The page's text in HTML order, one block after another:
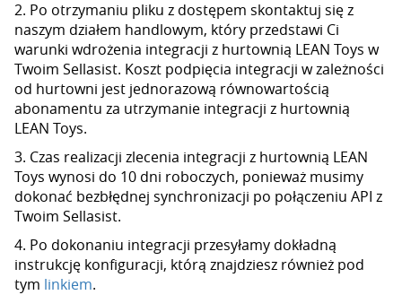
2. Po otrzymaniu pliku z dostępem skontaktuj się z
naszym działem handlowym, który przedstawi Ci
warunki wdrożenia integracji z hurtownią LEAN Toys w
Twoim Sellasist. Koszt podpięcia integracji w zależności
od hurtowni jest jednorazową równowartością
abonamentu za utrzymanie integracji z hurtownią
LEAN Toys.
3. Czas realizacji zlecenia integracji z hurtownią LEAN
Toys wynosi do 10 dni roboczych, ponieważ musimy
dokonać bezbłędnej synchronizacji po połączeniu API z
Twoim Sellasist.
4. Po dokonaniu integracji przesyłamy dokładną
instrukcję konfiguracji, którą znajdziesz również pod
tym linkiem.